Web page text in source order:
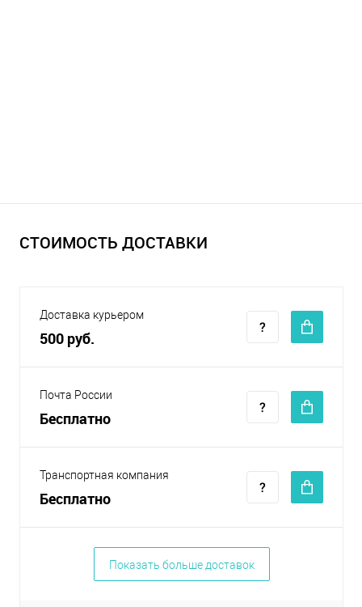
СТОИМОСТЬ ДОСТАВКИ
Доставка курьером
500 руб.
Почта России
Бесплатно
Транспортная компания
Бесплатно
Показать больше доставок